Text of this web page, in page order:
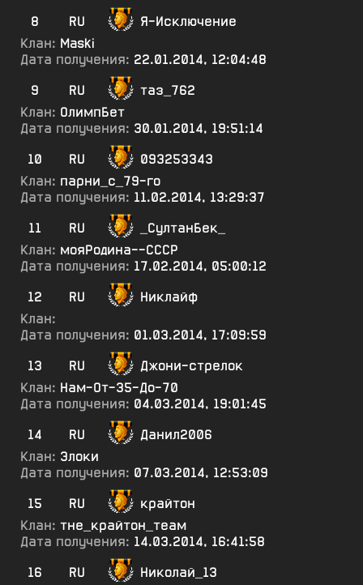
8
RU
Я-Исключение
Клан: Maski
Дата получения: 22.01.2014, 12:04:48
9
RU
таз_762
Клан: ОлимпБет
Дата получения: 30.01.2014, 19:51:14
10
RU
093253343
Клан: парни_с_79-го
Дата получения: 11.02.2014, 13:29:37
11
RU
_СултанБек_
Клан: мояРодина--СССР
Дата получения: 17.02.2014, 05:00:12
12
RU
Никлайф
Клан:
Дата получения: 01.03.2014, 17:09:59
13
RU
Джони-стрелок
Клан: Нам-От-35-До-70
Дата получения: 04.03.2014, 19:01:45
14
RU
Данил2006
Клан: Элоки
Дата получения: 07.03.2014, 12:53:09
15
RU
крайтон
Клан: тне_крайтон_теам
Дата получения: 14.03.2014, 16:41:58
16
RU
Николай_13